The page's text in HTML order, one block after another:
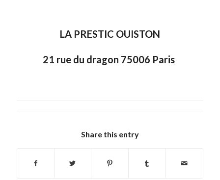
LA PRESTIC OUISTON
21 rue du dragon 75006 Paris
Share this entry